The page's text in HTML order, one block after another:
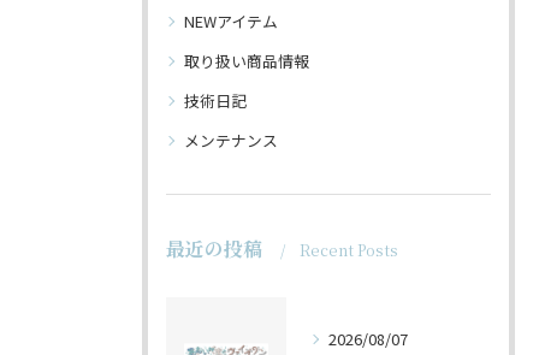
NEWアイテム
取り扱い商品情報
技術日記
メンテナンス
最近の投稿 Recent Posts
2026/08/07